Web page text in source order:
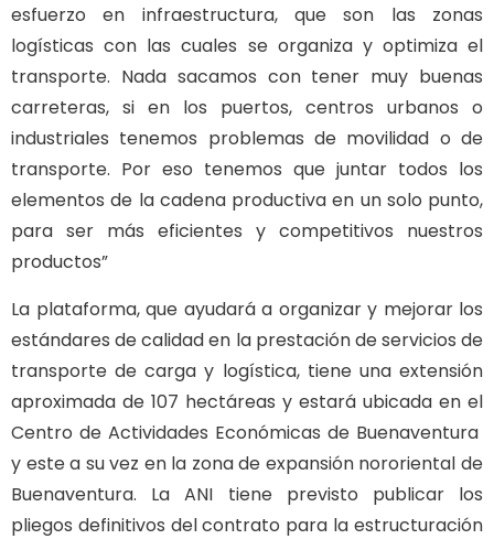
esfuerzo en infraestructura, que son las zonas
logísticas con las cuales se organiza y optimiza el
transporte. Nada sacamos con tener muy buenas
carreteras, si en los puertos, centros urbanos o
industriales tenemos problemas de movilidad o de
transporte. Por eso tenemos que juntar todos los
elementos de la cadena productiva en un solo punto,
para ser más eficientes y competitivos nuestros
productos”
La plataforma, que ayudará a organizar y mejorar los
estándares de calidad en la prestación de servicios de
transporte de carga y logística, tiene una extensión
aproximada de 107 hectáreas y estará ubicada en el
Centro de Actividades Económicas de Buenaventura
y este a su vez en la zona de expansión nororiental de
Buenaventura. La ANI tiene previsto publicar los
pliegos definitivos del contrato para la estructuración